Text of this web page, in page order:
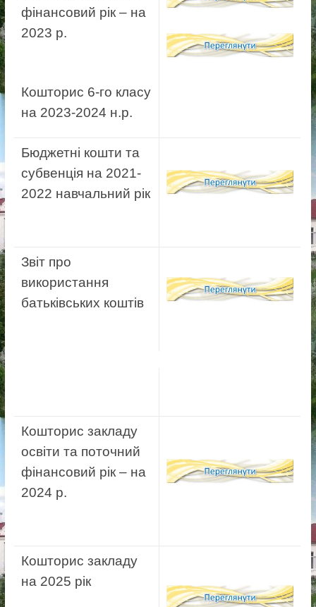
фінансовий рік – на
2023 р.
Кошторис 6-го класу
на 2023-2024 н.р.
Бюджетні кошти та
субвенція на 2021-
2022 навчальний рік
Звіт про
використання
батьківських коштів
Кошторис закладу
освіти та поточний
фінансовий рік – на
2024 р.
Кошторис закладу
на 2025 рік